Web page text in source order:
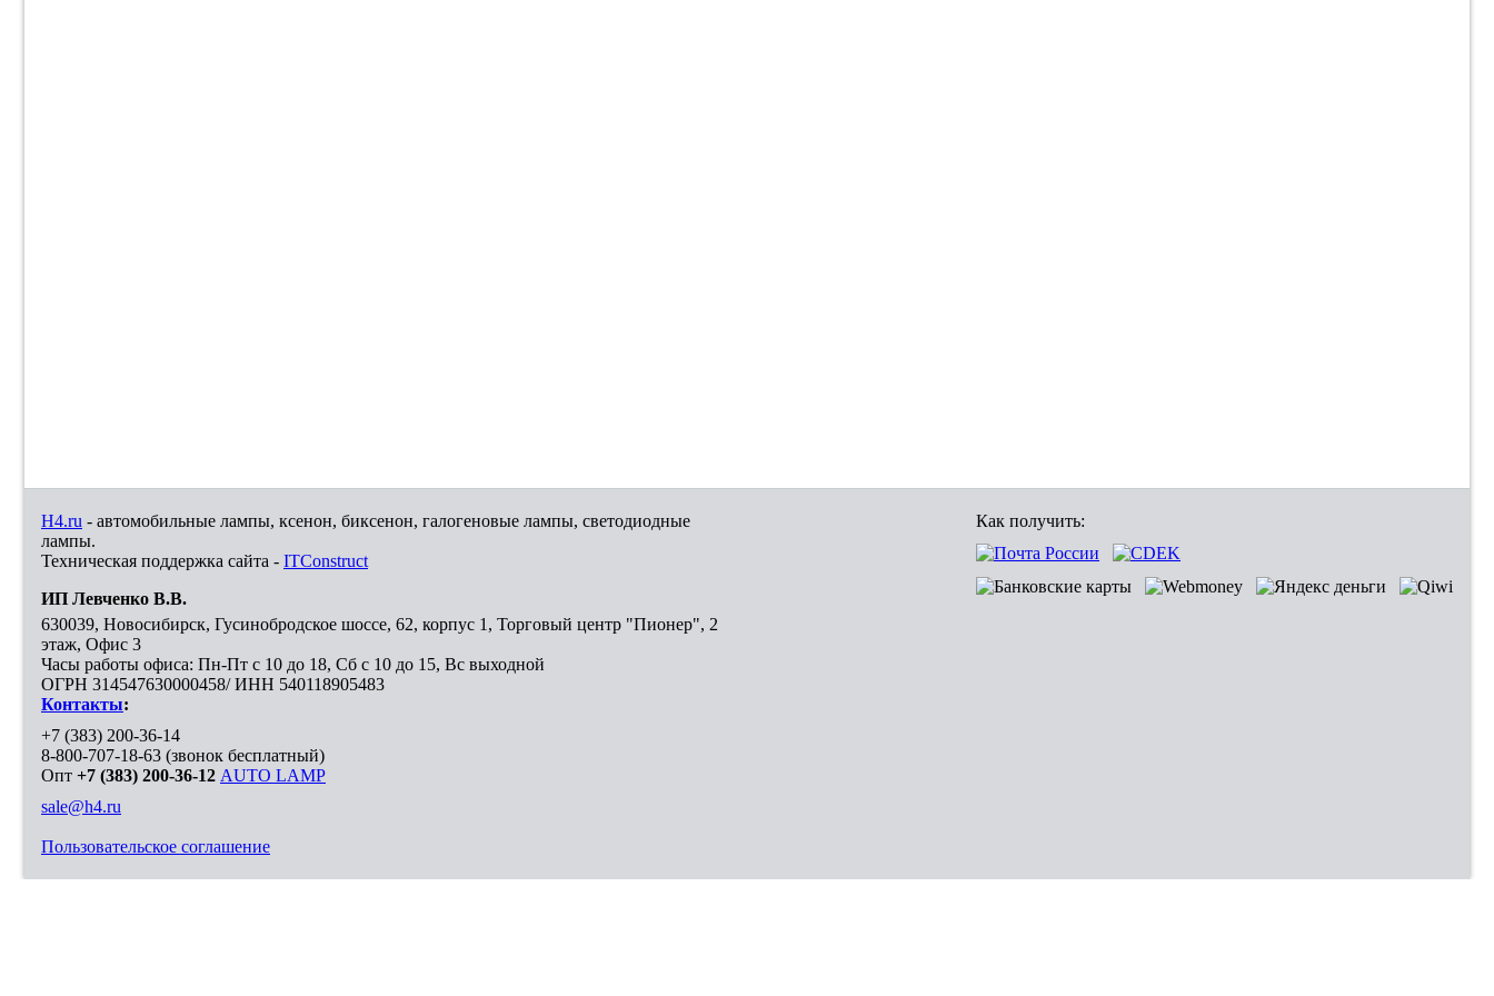
H4.ru - автомобильные лампы, ксенон, биксенон, галогеновые лампы, светодиодные
лампы.
Техническая поддержка сайта - ITConstruct
ИП Левченко В.В.
630039, Новосибирск, Гусинобродское шоссе, 62, корпус 1, Торговый центр "Пионер", 2
этаж, Офис 3
Часы работы офиса: Пн-Пт с 10 до 18, Сб с 10 до 15, Вс выходной
ОГРН 314547630000458/ ИНН 540118905483
Контакты:
+7 (383) 200-36-14
8-800-707-18-63 (звонок бесплатный)
Опт +7 (383) 200-36-12 AUTO LAMP
sale@h4.ru
Пользовательское соглашение
Как получить: